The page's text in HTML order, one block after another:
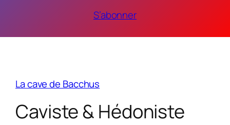
S’abonner
La cave de Bacchus
Caviste & Hédoniste